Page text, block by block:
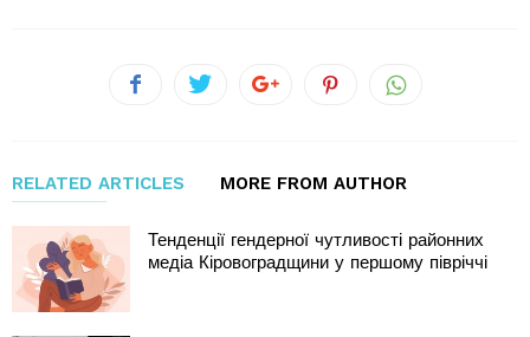
RELATED ARTICLES MORE FROM AUTHOR
Тенденції гендерної чутливості районних
медіа Кіровоградщини у першому півріччі